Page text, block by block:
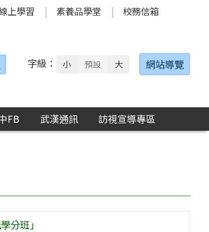
上學習 素養品學堂 校務信箱
搜
字級： 小 預設 大 網站導覽
FB 武漢通訊
訪視宣導專區
分班」